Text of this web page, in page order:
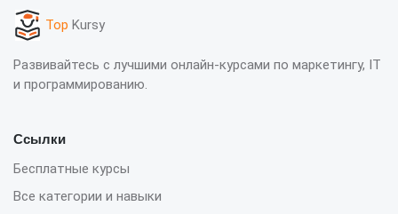
Top Kursy
Развивайтесь с лучшими онлайн-курсами по маркетингу, IT
и программированию.
Ссылки
Бесплатные курсы
Все категории и навыки